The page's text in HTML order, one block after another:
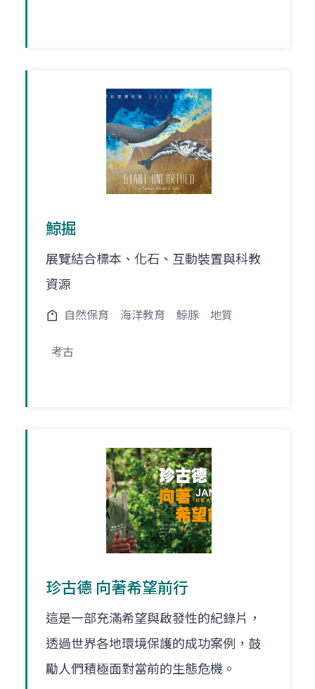
鯨掘
展覽結合標本、化石、互動裝置與科教
資源
自然保育 海洋教育 鯨豚 地質
考古
珍古德 向著希望前行
這是一部充滿希望與啟發性的紀錄片，
透過世界各地環境保護的成功案例，鼓
勵人們積極面對當前的生態危機。